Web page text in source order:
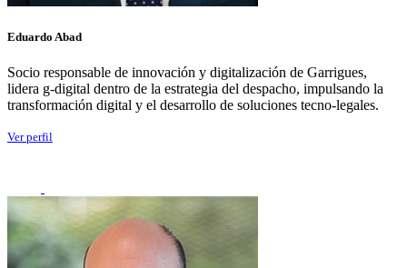
Eduardo Abad
Socio responsable de innovación y digitalización de Garrigues,
lidera g-digital dentro de la estrategia del despacho, impulsando la
transformación digital y el desarrollo de soluciones tecno-legales.
Ver perfil